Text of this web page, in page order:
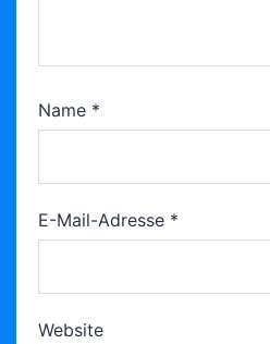
Name *
E-Mail-Adresse *
Website